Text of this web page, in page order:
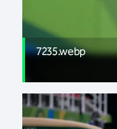
7235.webp